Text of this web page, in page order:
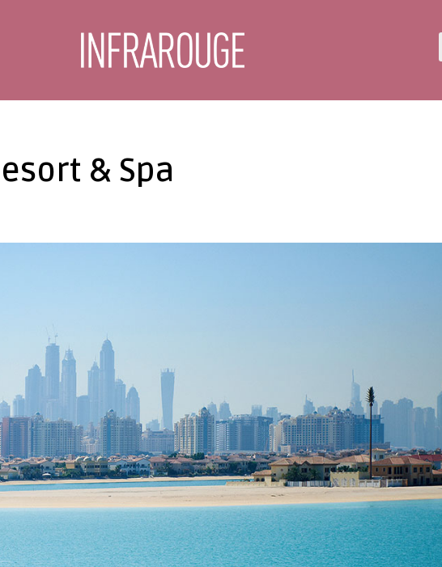
& Spa